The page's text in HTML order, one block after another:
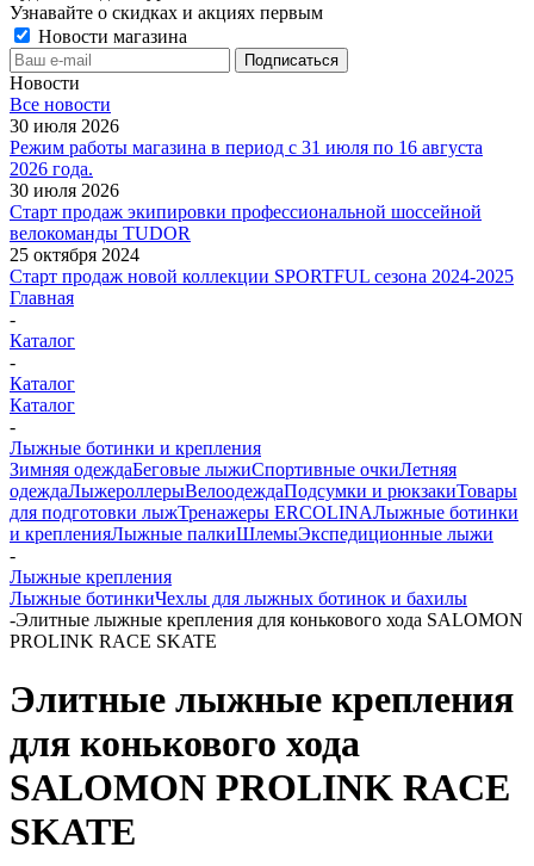
Узнавайте о скидках и акциях первым
Новости магазина
Новости
Все новости
30 июля 2026
Режим работы магазина в период с 31 июля по 16 августа
2026 года.
30 июля 2026
Старт продаж экипировки профессиональной шоссейной
велокоманды TUDOR
25 октября 2024
Старт продаж новой коллекции SPORTFUL сезона 2024-2025
Главная
-
Каталог
-
Каталог
Каталог
-
Лыжные ботинки и крепления
Зимняя одеждаБеговые лыжиСпортивные очкиЛетняя
одеждаЛыжероллерыВелоодеждаПодсумки и рюкзакиТовары
для подготовки лыжТренажеры ERCOLINAЛыжные ботинки
и крепленияЛыжные палкиШлемыЭкспедиционные лыжи
-
Лыжные крепления
Лыжные ботинкиЧехлы для лыжных ботинок и бахилы
-Элитные лыжные крепления для конькового хода SALOMON
PROLINK RACE SKATE
Элитные лыжные крепления
для конькового хода
SALOMON PROLINK RACE
SKATE